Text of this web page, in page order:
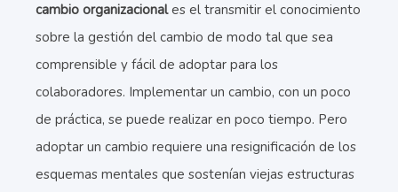
cambio organizacionales el transmitir el conocimiento
sobre la gestión del cambio de modo tal que sea
comprensible y fácil de adoptar para los
colaboradores. Implementar un cambio, con un poco
de práctica, se puede realizar en poco tiempo. Pero
adoptar un cambio requiere una resignificación de los
esquemas mentales que sostenían viejas estructuras